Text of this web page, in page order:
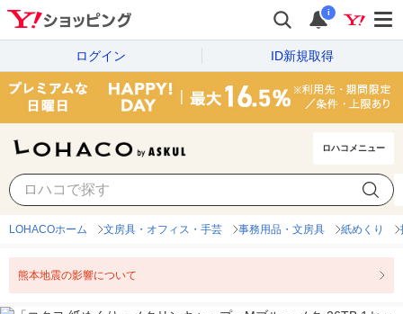
i
ログイン ID新規取得
ロハコメニュー
LOHACOホーム 文房具・オフィス・手芸 事務用品・文房具 紙めくり
熊本地震の影響について